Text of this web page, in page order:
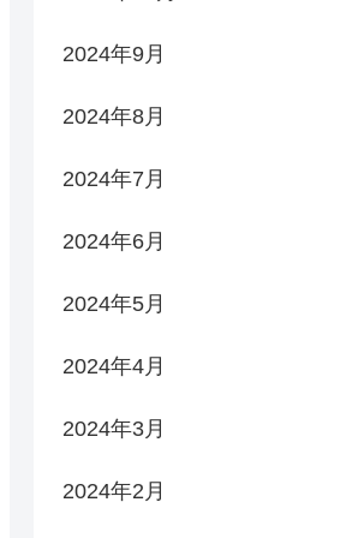
2024年9月
2024年8月
2024年7月
2024年6月
2024年5月
2024年4月
2024年3月
2024年2月